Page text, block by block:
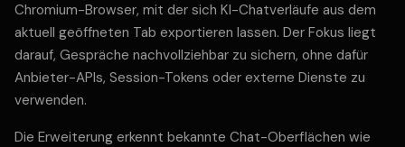
Chromium-Browser, mit der sich KI-Chatverläufe aus dem
aktuell geöffneten Tab exportieren lassen. Der Fokus liegt
darauf, Gespräche nachvollziehbar zu sichern, ohne dafür
Anbieter-APIs, Session-Tokens oder externe Dienste zu
verwenden.
Die Erweiterung erkennt bekannte Chat-Oberflächen wie